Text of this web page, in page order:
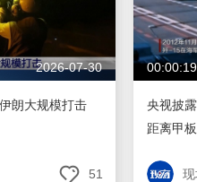
2026-07-30
朗大规模打击
51
00:00:19
央视披
距离甲